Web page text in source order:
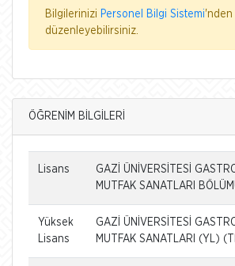
Bilgilerinizi Personel Bilgi Sistemi'nden
düzenleyebilirsiniz.
ÖĞRENİM BİLGİLERİ
Lisans
GAZİ ÜNİVERSİTESİ
MUTFAK SANATLARI
Yüksek
Lisans
GAZİ ÜNİVERSİTESİ
MUTFAK SANATLARI (YL)